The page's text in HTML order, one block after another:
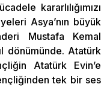
kararlılığımızı
Asya’nın büyük
Mustafa Kemal
dönümünde. Atatürk
Atatürk Evin’e
tek bir ses